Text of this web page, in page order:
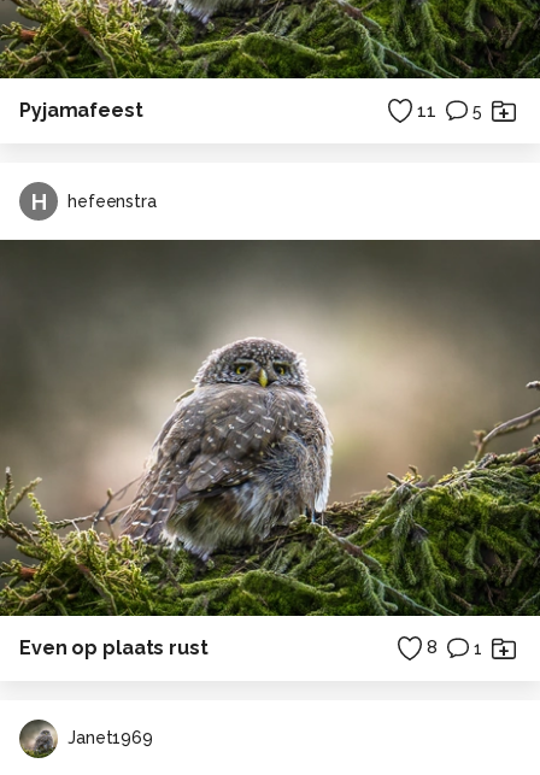
Pyjamafeest 11 5
H hefeenstra
Even op plaats rust 8 1
Janet1969